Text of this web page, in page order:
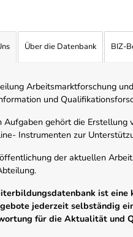
Über die Datenbank BIZ-
Arbeitsmarktforschung
und
Aufgaben gehört die
Instrumenten zur
der aktuellen
ist
jederzeit selbständig
für die Aktualität und